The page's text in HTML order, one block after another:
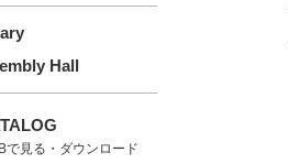
Hall
で見る・ダウンロード